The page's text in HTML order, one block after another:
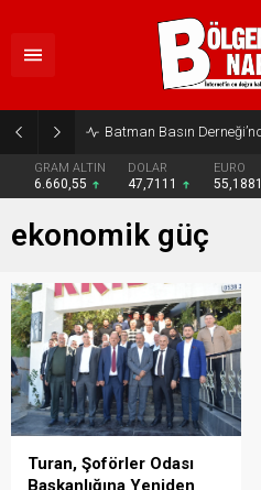
GRAM ALTIN
6.660,55
DOLAR
47,7111
EURO
55,1881
ekonomik güç
Turan, Şoförler Odası
Başkanlığına Yeniden